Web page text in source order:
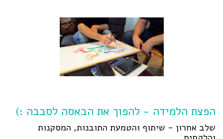
הפצת הלמידה - להפוך את הבאסה לסבבה :)
שלב אחרון - שיתוף והטמעת התובנות, המסקנות